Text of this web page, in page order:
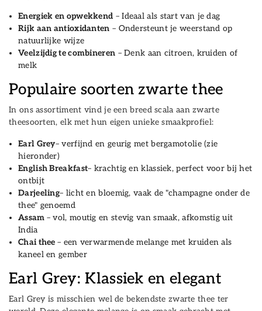
Energiek en opwekkend – Ideaal als start van je dag
Rijk aan antioxidanten – Ondersteunt je weerstand op
natuurlijke wijze
Veelzijdig te combineren – Denk aan citroen, kruiden of
melk
Populaire soorten zwarte thee
In ons assortiment vind je een breed scala aan zwarte
theesoorten, elk met hun eigen unieke smaakprofiel:
Earl Grey– verfijnd en geurig met bergamotolie (zie
hieronder)
English Breakfast– krachtig en klassiek, perfect voor bij het
ontbijt
Darjeeling– licht en bloemig, vaak de "champagne onder de
thee" genoemd
Assam – vol, moutig en stevig van smaak, afkomstig uit
India
Chai thee – een verwarmende melange met kruiden als
kaneel en gember
Earl Grey: Klassiek en elegant
Earl Grey is misschien wel de bekendste zwarte thee ter